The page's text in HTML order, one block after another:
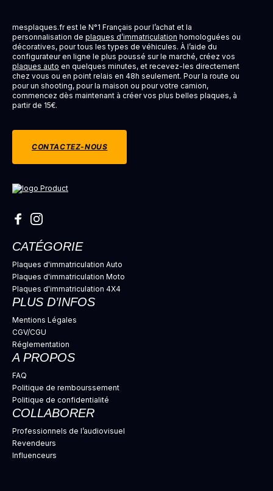
mesplaques.fr est le N°1 Français pour l’achat et la
personnalisation de plaques d’immatriculation homologuées ou
décoratives, pour tous les types de véhicules. À l’aide du
configurateur en ligne le plus poussé sur le marché, créez vos
plaques auto en quelques minutes, et recevez-les directement
chez vous ou en point relais en 48h seulement. Pour la route ou
pour un shooting, pour la maison ou pour votre camion,
commencez dès maintenant à créer vos plus belles plaques, à
partir de 15€.
CONTACTEZ-NOUS
CATÉGORIE
Plaques d'immatriculation Auto
Plaques d'immatriculation Moto
Plaques d'immatriculation 4X4
PLUS D’INFOS
Mentions Légales
CGV/CGU
Réglementation
A PROPOS
FAQ
Politique de rembourssement
Politique de confidentialité
COLLABORER
Professionnels de l’audiovisuel
Revendeurs
Influenceurs